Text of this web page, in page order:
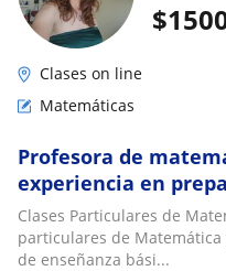
$
Clases on line
Matemáticas
Profesora de
experiencia en
Clases Particulares de
particulares de
de enseñanza bási...